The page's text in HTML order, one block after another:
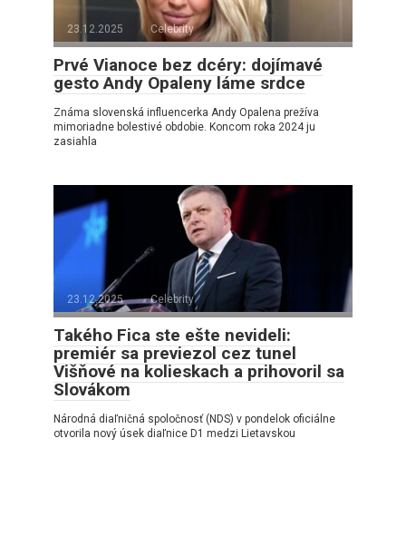
23.12.2025 Celebrity
Prvé Vianoce bez dcéry: dojímavé
gesto Andy Opaleny láme srdce
Známa slovenská influencerka Andy Opalena prežíva
mimoriadne bolestivé obdobie. Koncom roka 2024 ju
zasiahla
23.12.2025 Celebrity
Takého Fica ste ešte nevideli:
premiér sa previezol cez tunel
Višňové na kolieskach a prihovoril sa
Slovákom
Národná diaľničná spoločnosť (NDS) v pondelok oficiálne
otvorila nový úsek diaľnice D1 medzi Lietavskou